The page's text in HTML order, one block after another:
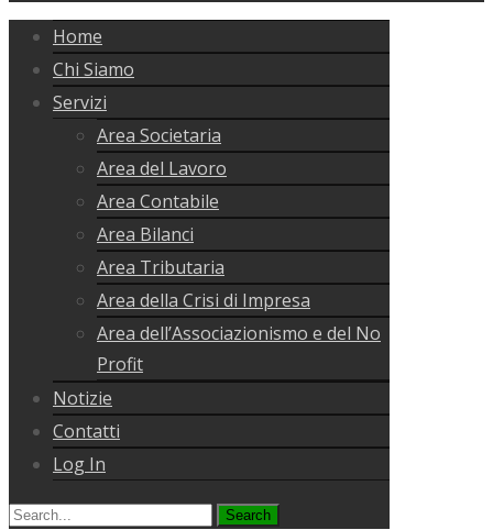
Home
Chi Siamo
Servizi
Area Societaria
Area del Lavoro
Area Contabile
Area Bilanci
Area Tributaria
Area della Crisi di Impresa
Area dell’Associazionismo e del No
Profit
Notizie
Contatti
Log In
Search